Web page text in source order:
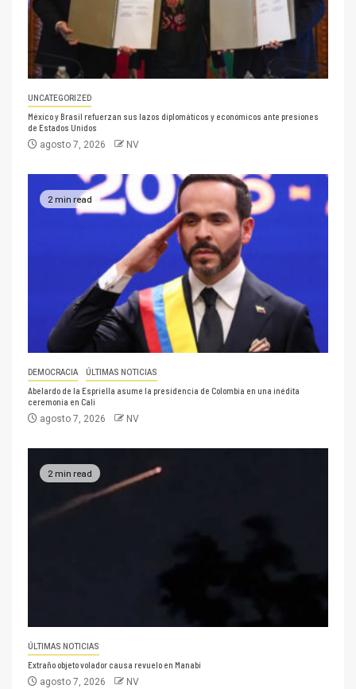
UNCATEGORIZED
México y Brasil refuerzan sus lazos diplomáticos y económicos ante presiones
de Estados Unidos
agosto 7, 2026 NV
2 min read
DEMOCRACIA ÚLTIMAS NOTICIAS
Abelardo de la Espriella asume la presidencia de Colombia en una inédita
ceremonia en Cali
agosto 7, 2026 NV
2 min read
ÚLTIMAS NOTICIAS
Extraño objeto volador causa revuelo en Manabí
agosto 7, 2026 NV